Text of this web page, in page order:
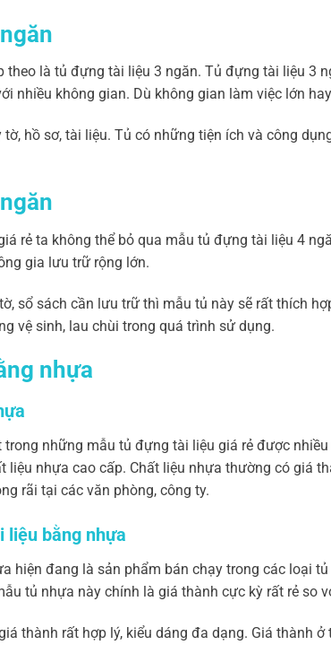
theo là tủ đựng tài liệu 3 ngăn. Tủ đựng tài liệu 3
nhiều không gian. Dù không gian làm việc lớn
hồ sơ, tài liệu. Tủ có những tiện ích và công
rẻ ta không thể bỏ qua mẫu tủ đựng tài liệu 4
gia lưu trữ rộng lớn.
sổ sách cần lưu trữ thì mẫu tủ này sẽ rất thích
vệ sinh, lau chùi trong quá trình sử dụng.
nhựa
những mẫu tủ đựng tài liệu giá rẻ được
nhựa cao cấp. Chất liệu nhựa thường có giá
rãi tại các văn phòng, công ty.
liệu bằng nhựa
hiện đang là sản phẩm bán chạy trong các loại
tủ nhựa này chính là giá thành cực kỳ rất rẻ so
thành rất hợp lý, kiểu dáng đa dạng. Giá thành